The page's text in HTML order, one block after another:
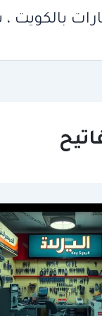
بالكويت